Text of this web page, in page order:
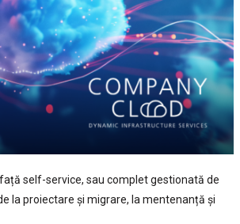
self-service, sau complet gestionată de
la proiectare și migrare, la mentenanță și